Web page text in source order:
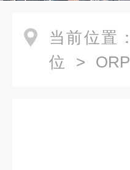
当前位置：
位 >